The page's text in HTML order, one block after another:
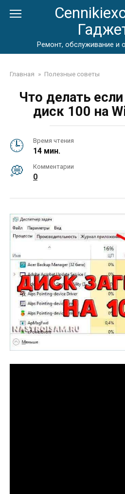
Ремонт, обслуживание и
Главная » Полезные советы
Что делать если
диск 100 на
Время чтения
14 мин.
Комментарии
0